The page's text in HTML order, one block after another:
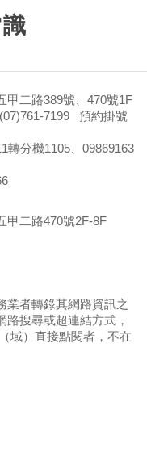
甲二路389號、470號1F
7199 預約掛號
轉分機1105、09869163
甲二路470號2F-8F
業者轉錄其網路資訊之
路搜尋或超連結方式，
域）直接點閱者，不在